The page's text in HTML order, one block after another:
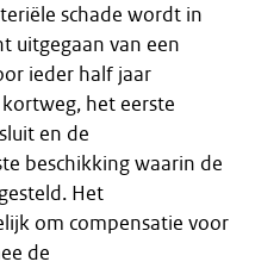
schade wordt in
uitgegaan van een
ieder half jaar
het eerste
en de
beschikking waarin de
Het
om compensatie voor
de